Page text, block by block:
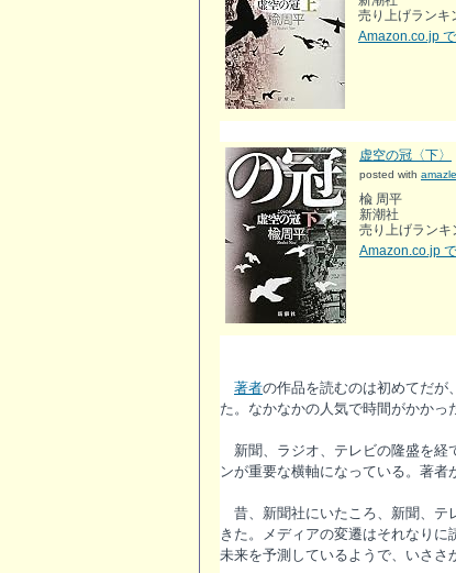
売り上げランキ
Amazon.co.jp
虚空の冠〈下〉
posted with
楡 周平
新潮社
売り上げランキ
Amazon.co.jp
著者の作品を読むのは初めてだが
た。なかなかの人気で時間がかかっ
新聞、ラジオ、テレビの隆盛を経
ンが重要な横軸になっている。著者
昔、新聞社にいたころ、新聞、テ
きた。メディアの変遷はそれなり
未来を予測しているようで、いささ